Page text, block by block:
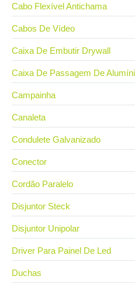
Cabo Flexível Antichama
Cabos De Vídeo
Caixa De Embutir Drywall
Caixa De Passagem De
Campainha
Canaleta
Condulete Galvanizado
Conector
Cordão Paralelo
Disjuntor Steck
Disjuntor Unipolar
Driver Para Painel De Led
Duchas